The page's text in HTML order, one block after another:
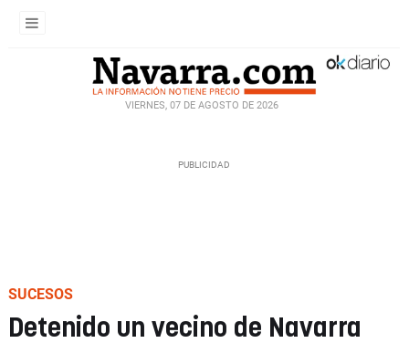
VIERNES, 07 DE AGOSTO DE 2026
SUCESOS
Detenido un vecino de Navarra